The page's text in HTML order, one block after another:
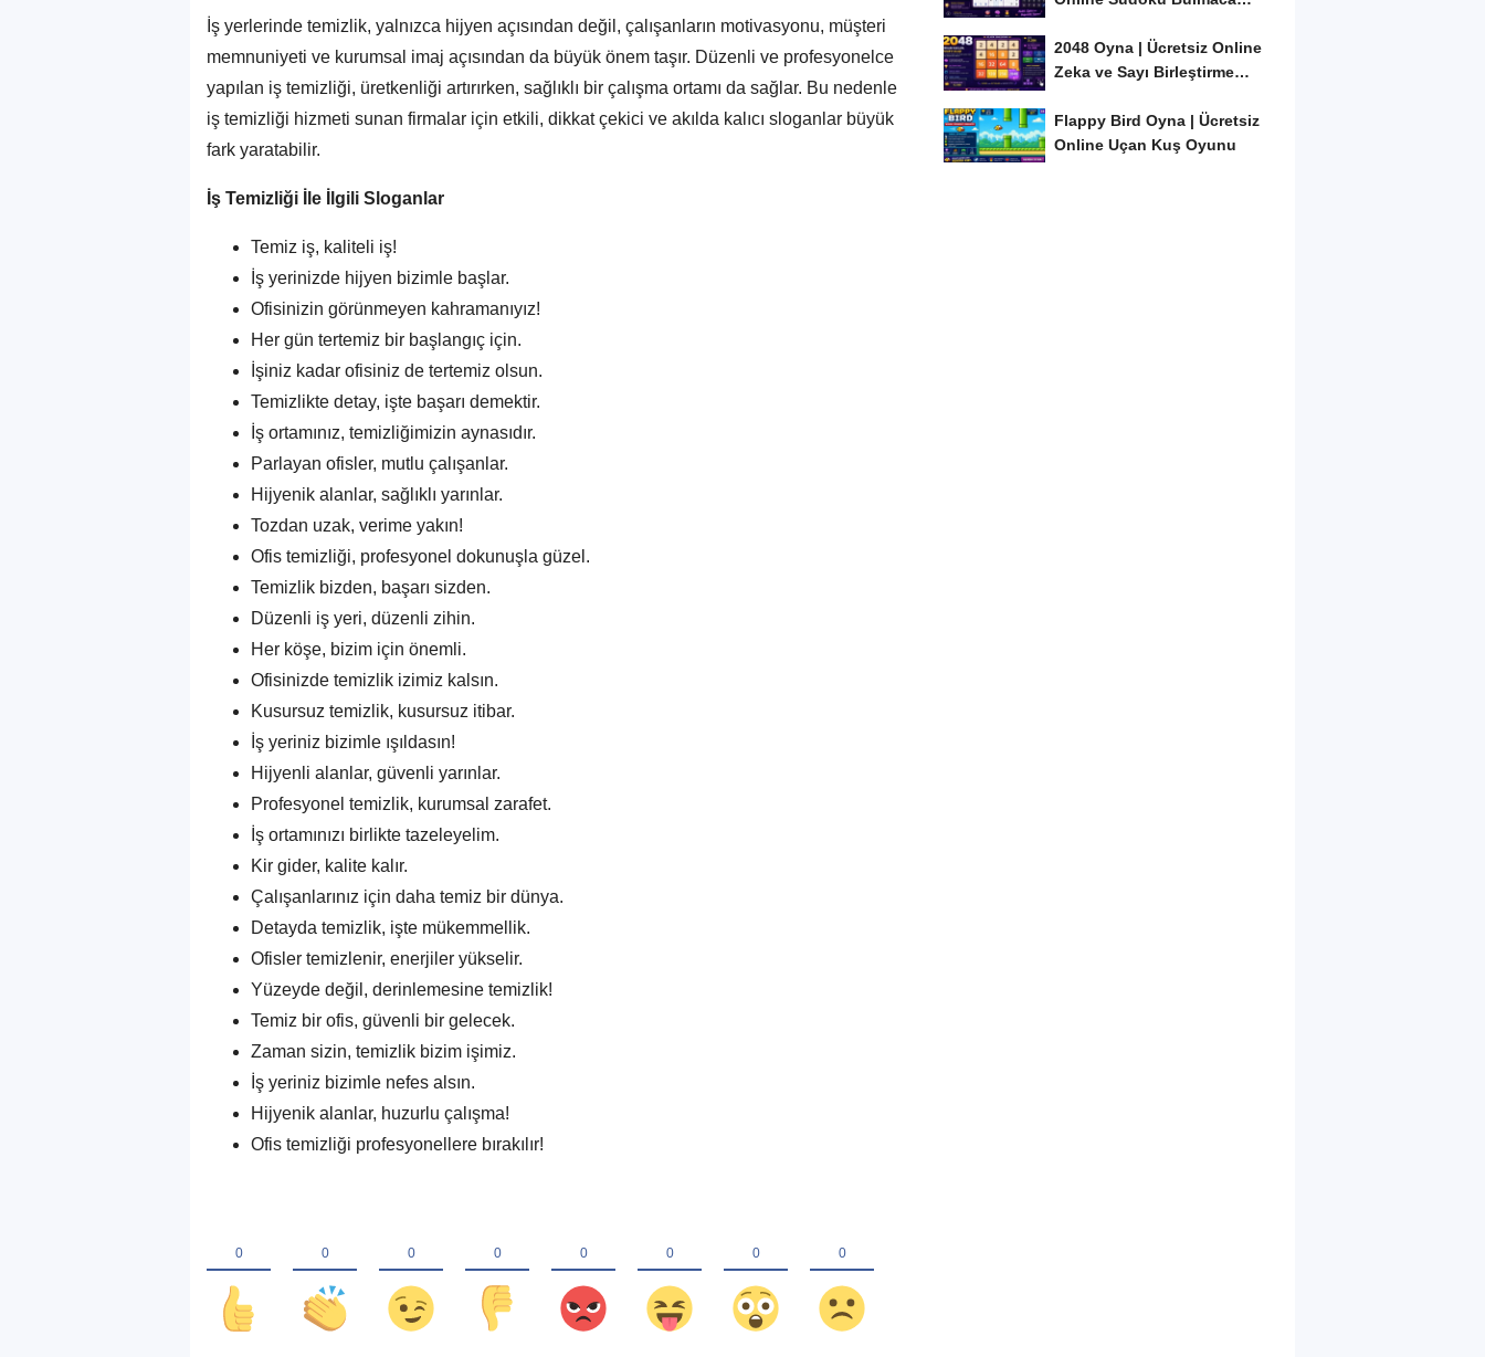
İş yerlerinde temizlik, yalnızca hijyen açısından değil, çalışanların motivasyonu, müşteri
memnuniyeti ve kurumsal imaj açısından da büyük önem taşır. Düzenli ve profesyonelce
yapılan iş temizliği, üretkenliği artırırken, sağlıklı bir çalışma ortamı da sağlar. Bu nedenle
iş temizliği hizmeti sunan firmalar için etkili, dikkat çekici ve akılda kalıcı sloganlar büyük
fark yaratabilir.
İş Temizliği İle İlgili Sloganlar
Temiz iş, kaliteli iş!
İş yerinizde hijyen bizimle başlar.
Ofisinizin görünmeyen kahramanıyız!
Her gün tertemiz bir başlangıç için.
İşiniz kadar ofisiniz de tertemiz olsun.
Temizlikte detay, işte başarı demektir.
İş ortamınız, temizliğimizin aynasıdır.
Parlayan ofisler, mutlu çalışanlar.
Hijyenik alanlar, sağlıklı yarınlar.
Tozdan uzak, verime yakın!
Ofis temizliği, profesyonel dokunuşla güzel.
Temizlik bizden, başarı sizden.
Düzenli iş yeri, düzenli zihin.
Her köşe, bizim için önemli.
Ofisinizde temizlik izimiz kalsın.
Kusursuz temizlik, kusursuz itibar.
İş yeriniz bizimle ışıldasın!
Hijyenli alanlar, güvenli yarınlar.
Profesyonel temizlik, kurumsal zarafet.
İş ortamınızı birlikte tazeleyelim.
Kir gider, kalite kalır.
Çalışanlarınız için daha temiz bir dünya.
Detayda temizlik, işte mükemmellik.
Ofisler temizlenir, enerjiler yükselir.
Yüzeyde değil, derinlemesine temizlik!
Temiz bir ofis, güvenli bir gelecek.
Zaman sizin, temizlik bizim işimiz.
İş yeriniz bizimle nefes alsın.
Hijyenik alanlar, huzurlu çalışma!
Ofis temizliği profesyonellere bırakılır!
2048 Oyna | Ücretsiz Online
Zeka ve Sayı Birleştirme
Flappy Bird Oyna | Ücretsiz
Online Uçan Kuş Oyunu